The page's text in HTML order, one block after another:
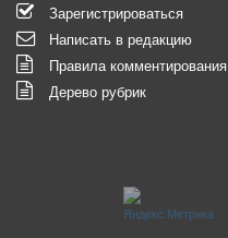
Зарегистрироваться
Написать в редакцию
Правила комментирования
Дерево рубрик